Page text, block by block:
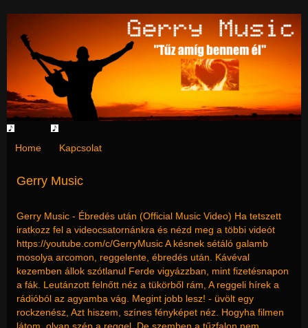
Home Kapcsolat
Gerry Music
Gerry Music - Ébredés után (Official Music Video) Ha tetszett
iratkozz fel a videocsatornánkra és nézd meg a többi videót
https://youtube.com/c/GerryMusic A késnek sétáló galamb
mosolya arcomon, reggelente, ébredés után. Kávéval
kezemben állok szótlanul Ferde vigyázzban, mint fizetésnapon
a fák. Leutánzott felnőtt néz a tükörből rám, A reggeli hírek a
rádióból az agyamba vág. Megint jobb lesz! - üvölt egy
rockzenész, Azt hiszem, színes fényképet néz. Hogyha filmen
látom, olyan szép a reggel, De szemben a tűzfalon nem